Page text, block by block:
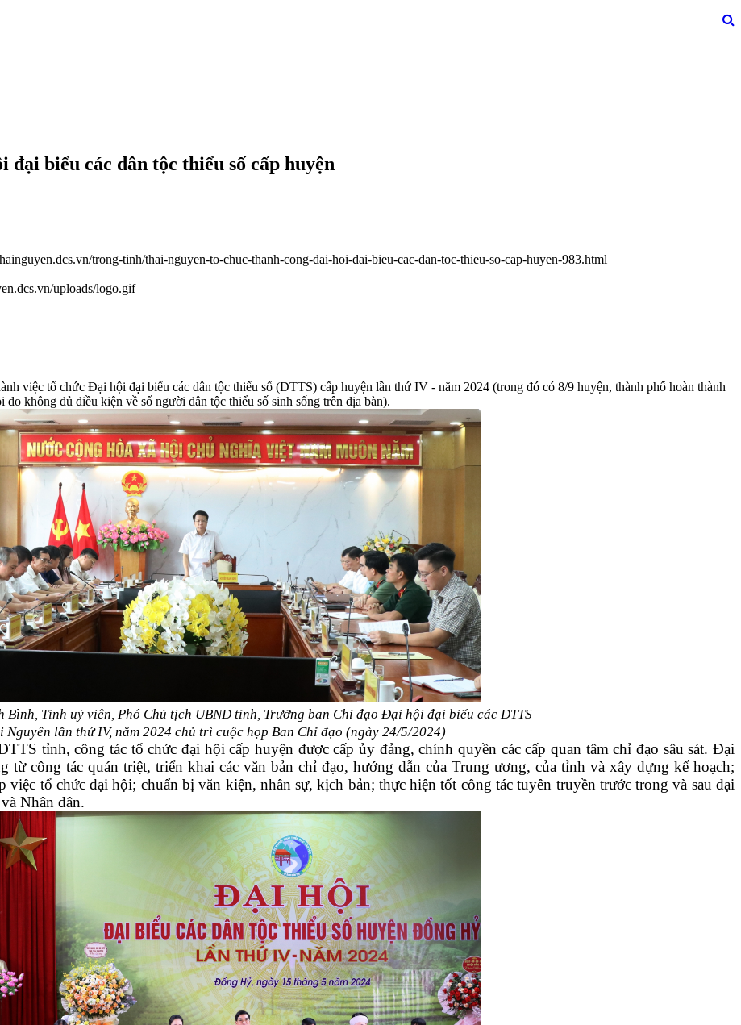
biểu các dân tộc thiểu số cấp huyện
trong-tinh/thai-nguyen-to-chuc-thanh-cong-dai-hoi-dai-bieu-cac-dan-toc-thieu-so-cap-huyen-983.html
uploads/logo.gif
việc tổ chức Đại hội đại biểu các dân tộc thiểu số (DTTS) cấp huyện lần thứ IV - năm 2024 (trong đó có 8/9 huyện, thành phố hoàn thành
không đủ điều kiện về số người dân tộc thiểu số sinh sống trên địa bàn).
Bình, Tỉnh uỷ viên, Phó Chủ tịch UBND tỉnh, Trưởng ban Chỉ đạo Đại hội đại biểu các DTTS
Nguyên lần thứ IV, năm 2024 chủ trì cuộc họp Ban Chỉ đạo (ngày 24/5/2024)
tỉnh, công tác tổ chức đại hội cấp huyện được cấp ủy đảng, chính quyền các cấp quan tâm chỉ đạo sâu sát. Đại
từ công tác quán triệt, triển khai các văn bản chỉ đạo, hướng dẫn của Trung ương, của tỉnh và xây dựng kế hoạch;
tổ chức đại hội; chuẩn bị văn kiện, nhân sự, kịch bản; thực hiện tốt công tác tuyên truyền trước trong và sau đại
Nhân dân.